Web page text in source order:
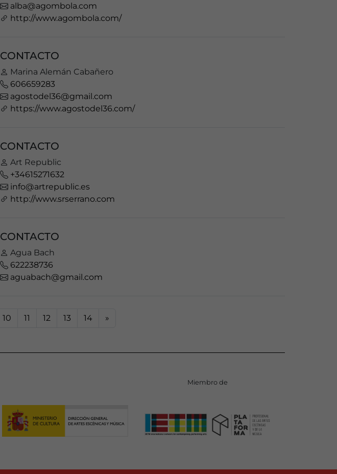
alba@agombola.com
http://www.agombola.com/
CONTACTO
Marina Alemán Cabañero
606659283
agostodel36@gmail.com
https://www.agostodel36.com/
CONTACTO
Art Republic
+34615271632
info@artrepublic.es
http://www.srserrano.com
CONTACTO
Agua Bach
622238736
aguabach@gmail.com
10 11 12 13 14 »
Miembro de